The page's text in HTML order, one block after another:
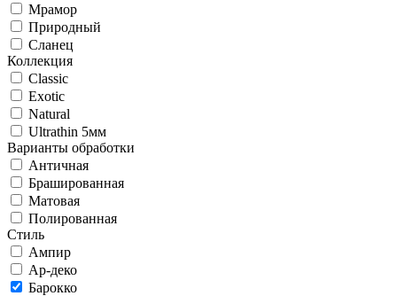
Мрамор
Природный
Сланец
Коллекция
Classic
Exotic
Natural
Ultrathin 5мм
Варианты обработки
Античная
Брашированная
Матовая
Полированная
Стиль
Ампир
Ар-деко
Барокко